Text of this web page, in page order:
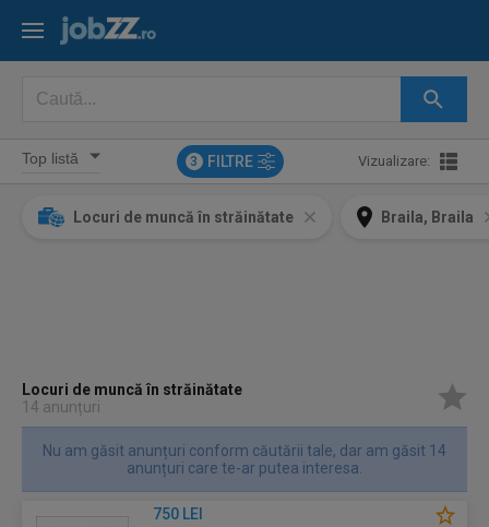
3 FILTRE Vizualizare:
Locuri de muncă în străinătate Braila, Braila
Locuri de muncă în străinătate
14 anunțuri
Nu am găsit anunțuri conform căutării tale, dar am găsit 14
anunțuri care te-ar putea interesa.
750 LEI